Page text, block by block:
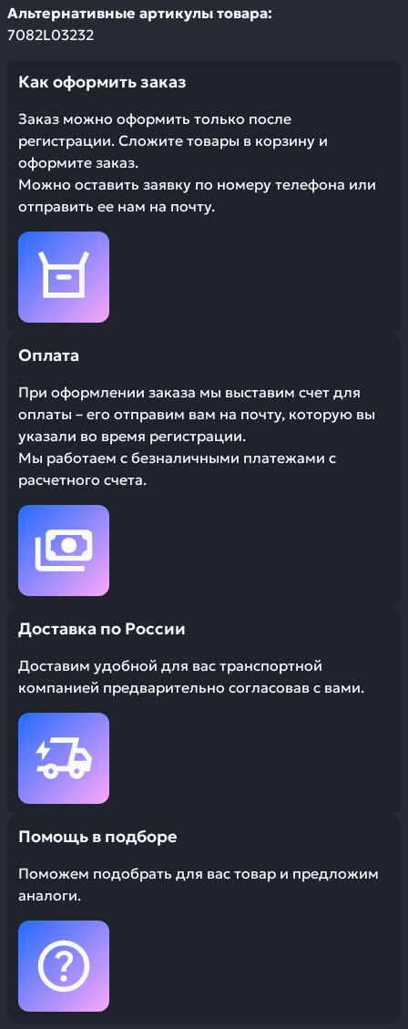
Альтернативные артикулы товара:
7082L03232
Как оформить заказ
Заказ можно оформить только после
регистрации. Сложите товары в корзину и
оформите заказ.
Можно оставить заявку по номеру телефона или
отправить ее нам на почту.
Оплата
При оформлении заказа мы выставим счет для
оплаты – его отправим вам на почту, которую вы
указали во время регистрации.
Мы работаем с безналичными платежами с
расчетного счета.
Доставка по России
Доставим удобной для вас транспортной
компанией предварительно согласовав с вами.
Помощь в подборе
Поможем подобрать для вас товар и предложим
аналоги.